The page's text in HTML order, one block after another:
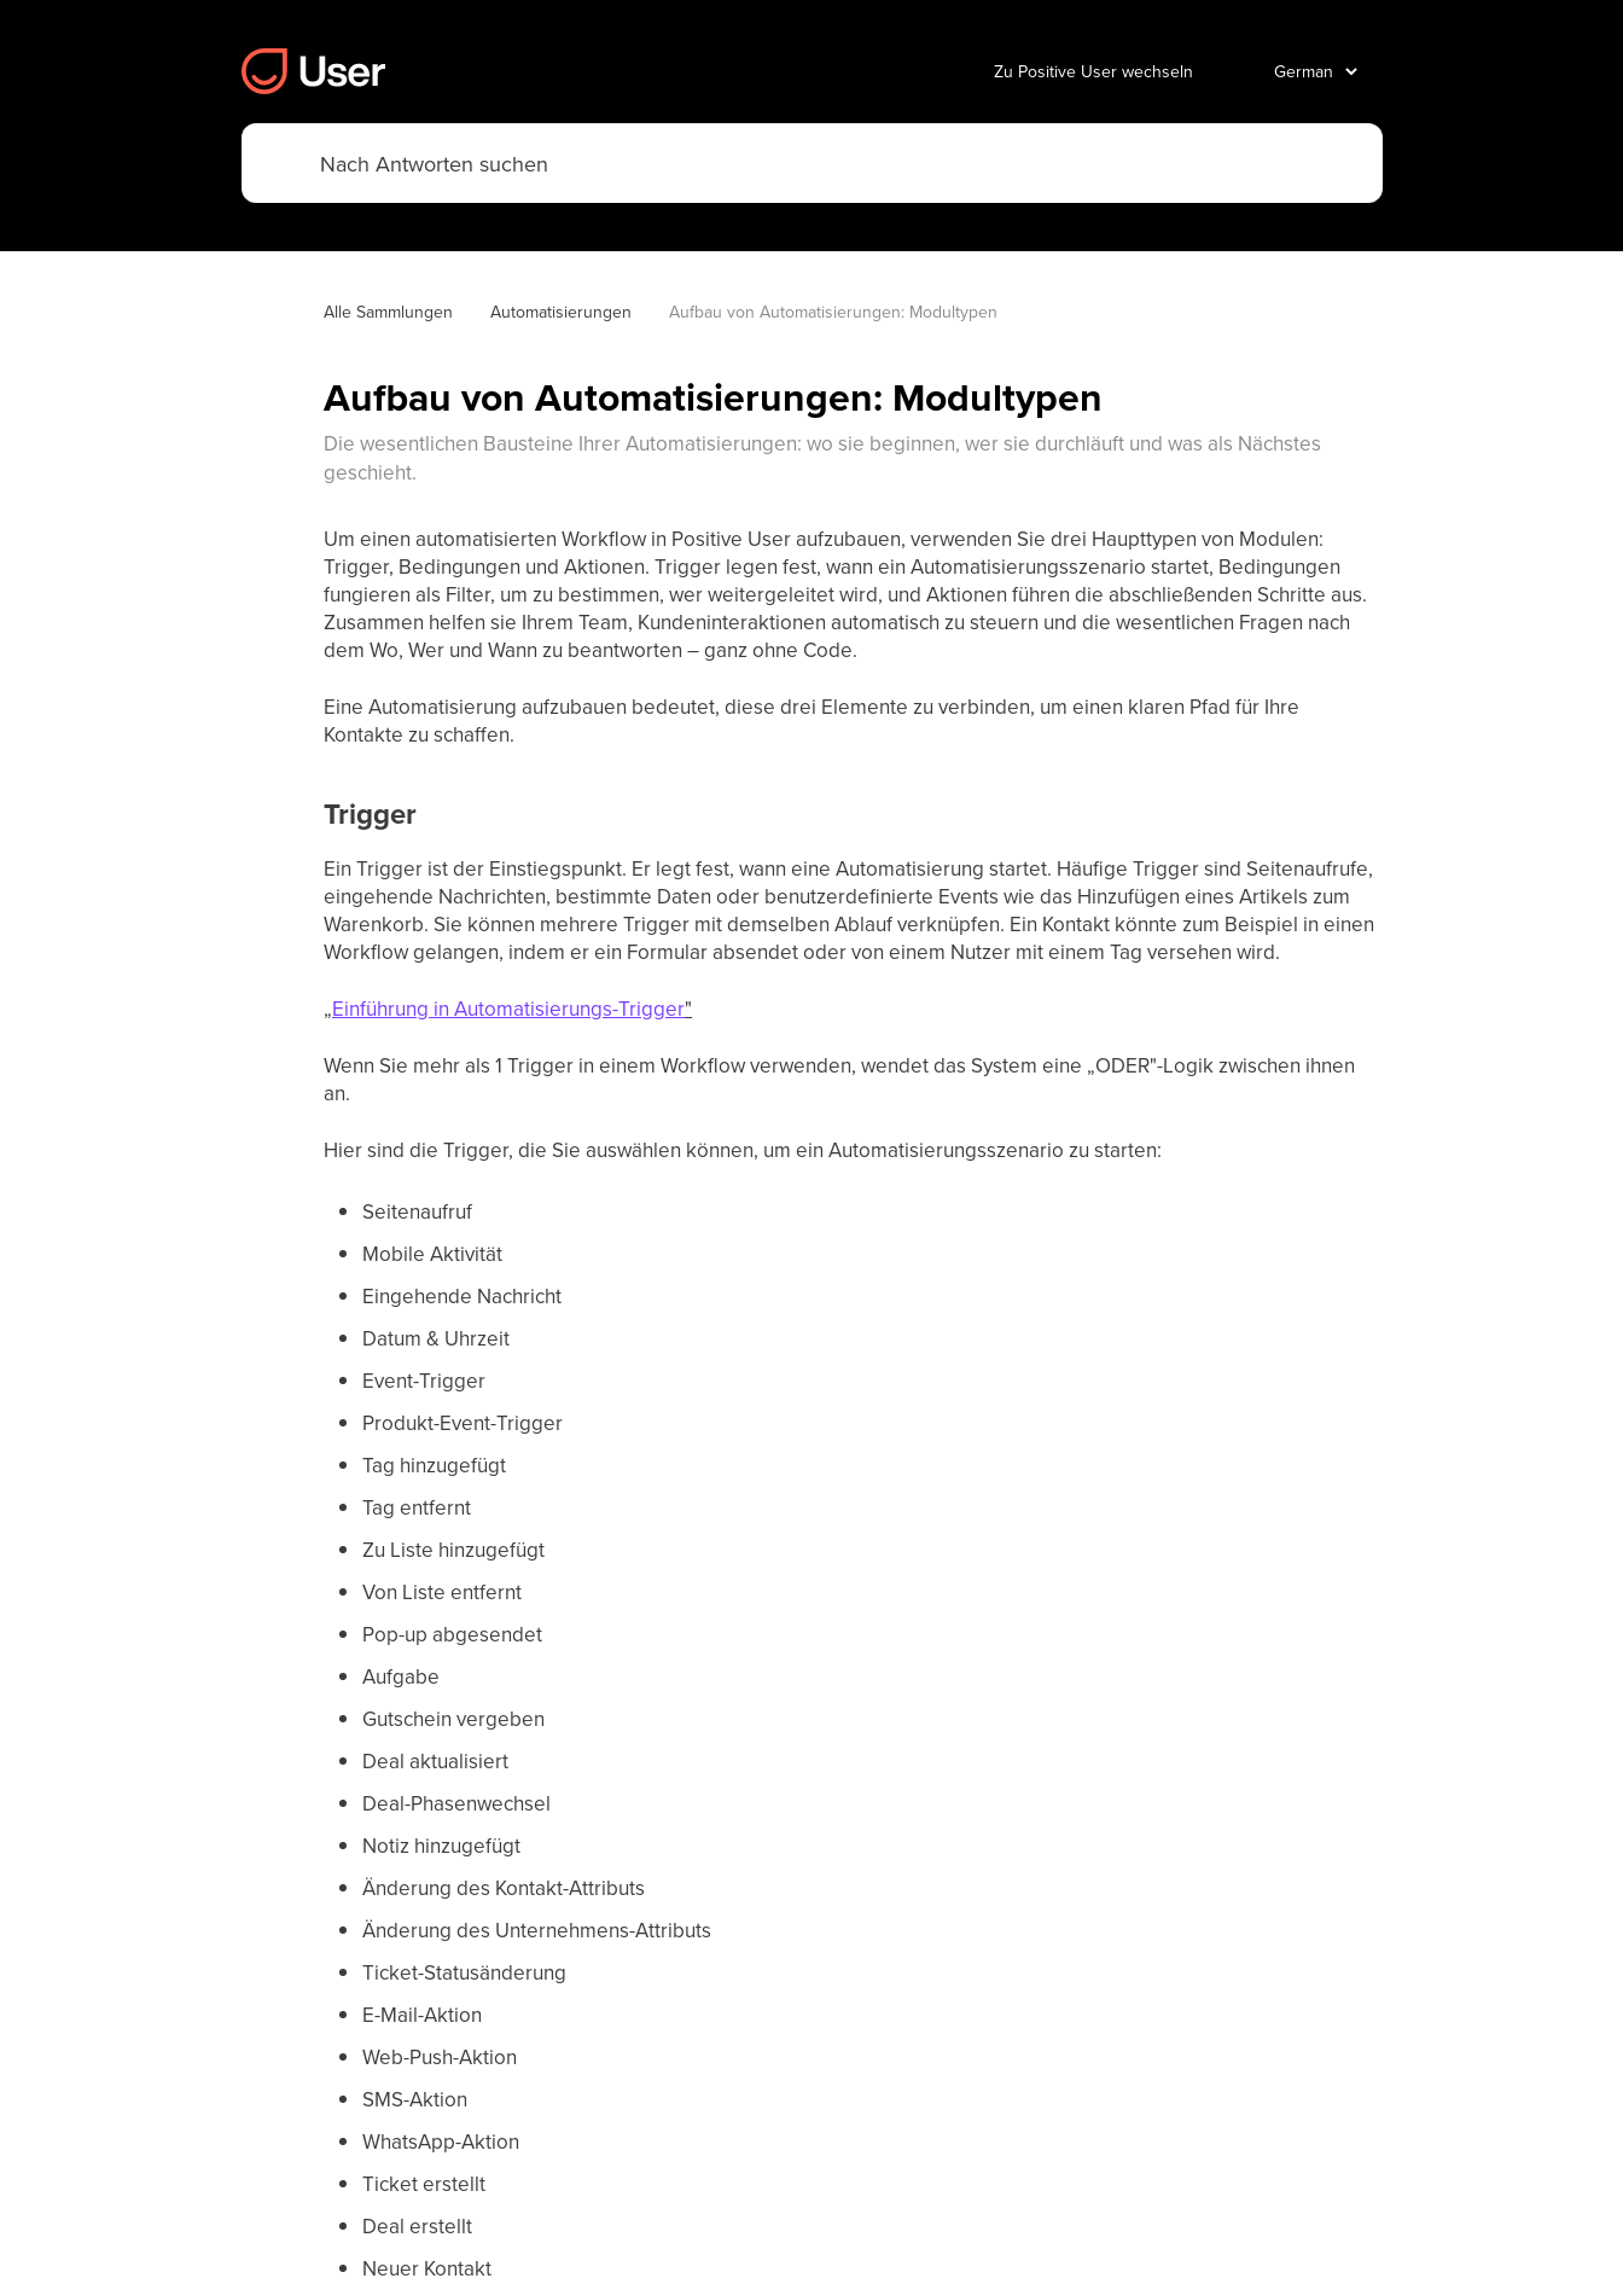
Zu Positive User wechseln
Alle Sammlungen Automatisierungen Aufbau von Automatisierungen: Modultypen
Aufbau von Automatisierungen: Modultypen
Die wesentlichen Bausteine Ihrer Automatisierungen: wo sie beginnen, wer sie durchläuft und was als Nächstes
geschieht.
Um einen automatisierten Workflow in Positive User aufzubauen, verwenden Sie drei Haupttypen von Modulen:
Trigger, Bedingungen und Aktionen. Trigger legen fest, wann ein Automatisierungsszenario startet, Bedingungen
fungieren als Filter, um zu bestimmen, wer weitergeleitet wird, und Aktionen führen die abschließenden Schritte aus.
Zusammen helfen sie Ihrem Team, Kundeninteraktionen automatisch zu steuern und die wesentlichen Fragen nach
dem Wo, Wer und Wann zu beantworten – ganz ohne Code.
Eine Automatisierung aufzubauen bedeutet, diese drei Elemente zu verbinden, um einen klaren Pfad für Ihre
Kontakte zu schaffen.
Trigger
Ein Trigger ist der Einstiegspunkt. Er legt fest, wann eine Automatisierung startet. Häufige Trigger sind Seitenaufrufe,
eingehende Nachrichten, bestimmte Daten oder benutzerdefinierte Events wie das Hinzufügen eines Artikels zum
Warenkorb. Sie können mehrere Trigger mit demselben Ablauf verknüpfen. Ein Kontakt könnte zum Beispiel in einen
Workflow gelangen, indem er ein Formular absendet oder von einem Nutzer mit einem Tag versehen wird.
„Einführung in Automatisierungs-Trigger"
Wenn Sie mehr als 1 Trigger in einem Workflow verwenden, wendet das System eine „ODER"-Logik zwischen ihnen
an.
Hier sind die Trigger, die Sie auswählen können, um ein Automatisierungsszenario zu starten:
Seitenaufruf
Mobile Aktivität
Eingehende Nachricht
Datum & Uhrzeit
Event-Trigger
Produkt-Event-Trigger
Tag hinzugefügt
Tag entfernt
Zu Liste hinzugefügt
Von Liste entfernt
Pop-up abgesendet
Aufgabe
Gutschein vergeben
Deal aktualisiert
Deal-Phasenwechsel
Notiz hinzugefügt
Änderung des Kontakt-Attributs
Änderung des Unternehmens-Attributs
Ticket-Statusänderung
E-Mail-Aktion
Web-Push-Aktion
SMS-Aktion
WhatsApp-Aktion
Ticket erstellt
Deal erstellt
Neuer Kontakt